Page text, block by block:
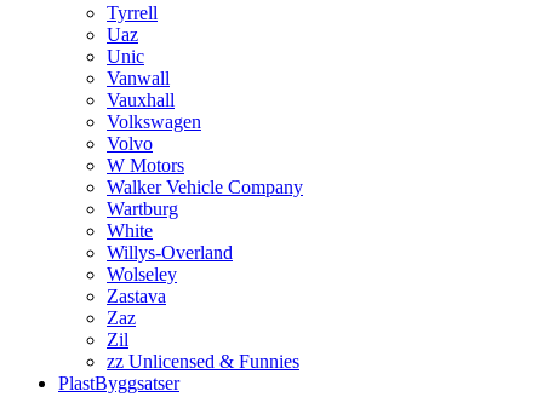
Tyrrell
Uaz
Unic
Vanwall
Vauxhall
Volkswagen
Volvo
W Motors
Walker Vehicle Company
Wartburg
White
Willys-Overland
Wolseley
Zastava
Zaz
Zil
zz Unlicensed & Funnies
PlastByggsatser